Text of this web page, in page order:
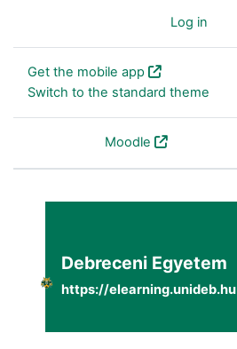
Log in
Get the mobile app
Switch to the standard theme
Moodle
Debreceni Egyetem
https://elearning.unideb.hu